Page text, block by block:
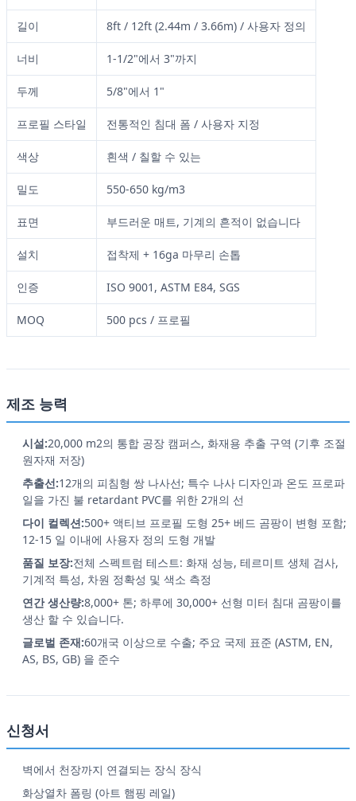
길이 8ft / 12ft (2.44m / 3.66m) / 사용자 정의
너비 1-1/2"에서 3"까지
두께 5/8"에서 1"
프로필 스타일 전통적인 침대 폼 / 사용자 지정
색상 흰색 / 칠할 수 있는
밀도 550-650 kg/m3
표면 부드러운 매트, 기계의 흔적이 없습니다
설치 접착제 + 16ga 마무리 손톱
인증 ISO 9001, ASTM E84, SGS
MOQ 500 pcs / 프로필
제조 능력
시설:20,000 m2의 통합 공장 캠퍼스, 화재용 추출 구역 (기후 조절
원자재 저장)
추출선:12개의 피침형 쌍 나사선; 특수 나사 디자인과 온도 프로파
일을 가진 불 retardant PVC를 위한 2개의 선
다이 컬렉션:500+ 액티브 프로필 도형 25+ 베드 곰팡이 변형 포함;
12-15 일 이내에 사용자 정의 도형 개발
품질 보장:전체 스펙트럼 테스트: 화재 성능, 테르미트 생체 검사,
기계적 특성, 차원 정확성 및 색소 측정
연간 생산량:8,000+ 톤; 하루에 30,000+ 선형 미터 침대 곰팡이를
생산 할 수 있습니다.
글로벌 존재:60개국 이상으로 수출; 주요 국제 표준 (ASTM, EN,
AS, BS, GB) 을 준수
신청서
벽에서 천장까지 연결되는 장식 장식
화상열차 폼링 (아트 햄핑 레일)